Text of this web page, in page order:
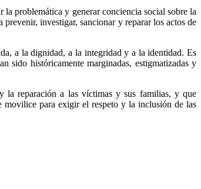
problemática y generar conciencia social sobre la
investigar, sancionar y reparar los actos de
a la dignidad, a la integridad y a la identidad. Es
sido históricamente marginadas, estigmatizadas y
la reparación a las víctimas y sus familias, y que
movilice para exigir el respeto y la inclusión de las